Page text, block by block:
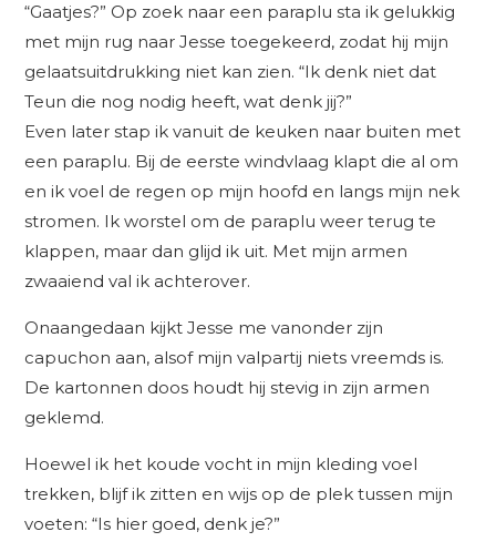
“Gaatjes?” Op zoek naar een paraplu sta ik gelukkig
met mijn rug naar Jesse toegekeerd, zodat hij mijn
gelaatsuitdrukking niet kan zien. “Ik denk niet dat
Teun die nog nodig heeft, wat denk jij?”
Even later stap ik vanuit de keuken naar buiten met
een paraplu. Bij de eerste windvlaag klapt die al om
en ik voel de regen op mijn hoofd en langs mijn nek
stromen. Ik worstel om de paraplu weer terug te
klappen, maar dan glijd ik uit. Met mijn armen
zwaaiend val ik achterover.
Onaangedaan kijkt Jesse me vanonder zijn
capuchon aan, alsof mijn valpartij niets vreemds is.
De kartonnen doos houdt hij stevig in zijn armen
geklemd.
Hoewel ik het koude vocht in mijn kleding voel
trekken, blijf ik zitten en wijs op de plek tussen mijn
voeten: “Is hier goed, denk je?”